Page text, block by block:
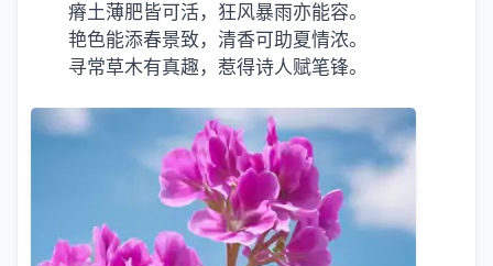
瘠土薄肥皆可活，狂风暴雨亦能容。
艳色能添春景致，清香可助夏情浓。
寻常草木有真趣，惹得诗人赋笔锋。